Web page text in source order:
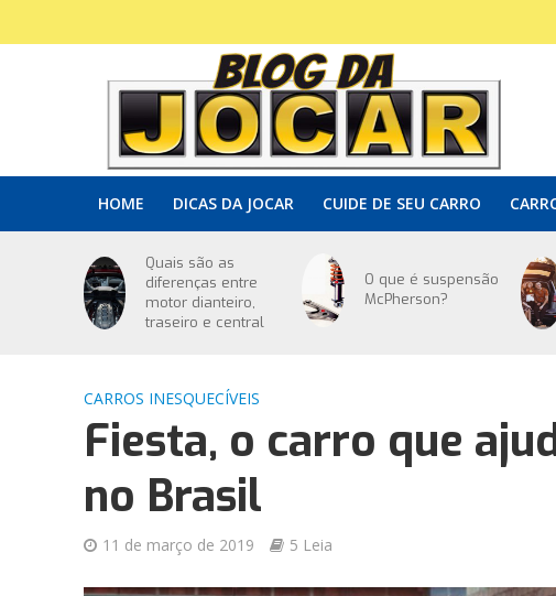
HOME DICAS DA JOCAR CUIDE DE SEU CARRO
Quais são as
diferenças entre
motor dianteiro,
traseiro e central
O que é suspensão
McPherson?
CARROS INESQUECÍVEIS
Fiesta, o carro que
no Brasil
11 de março de 2019 5 Leia